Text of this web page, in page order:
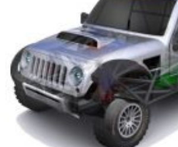
Services
Forum
Moto